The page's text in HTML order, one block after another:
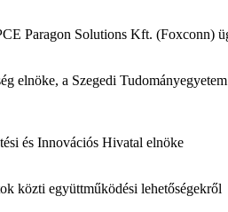
Paragon Solutions Kft. (Foxconn)
elnöke, a Szegedi
és Innovációs Hivatal elnöke
közti együttműködési lehetőségekről